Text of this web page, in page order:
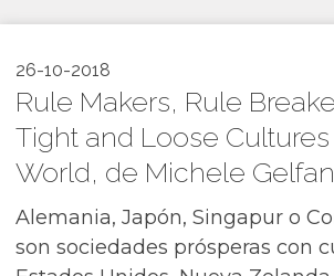
26-10-2018
Rule Makers, Rule
Tight and Loose
World, de Michele
Alemania, Japón, Singapur o
son sociedades prósperas con